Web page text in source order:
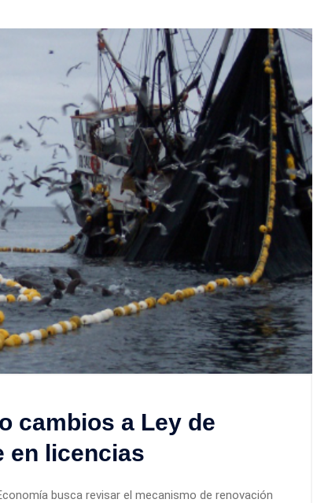
cambios a Ley de
en licencias
busca revisar el mecanismo de renovación